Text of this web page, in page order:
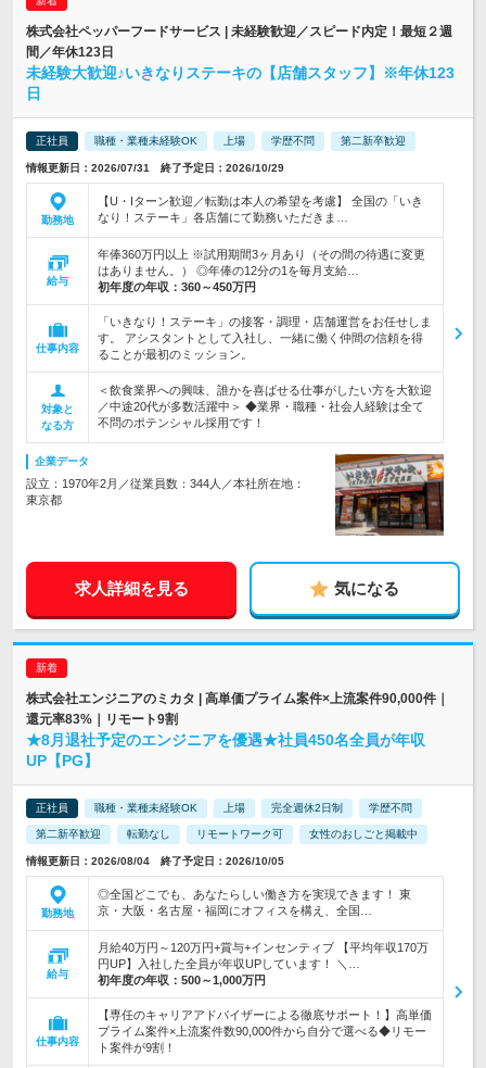
株式会社ペッパーフードサービス | 未経験歓迎／スピード内定！最短２週
間／年休123日
未経験大歓迎♪いきなりステーキの【店舗スタッフ】※年休123
日
正社員 職種・業種未経験OK 上場 学歴不問 第二新卒歓迎
情報更新日：2026/07/31 終了予定日：2026/10/29
勤務地
【U・Iターン歓迎／転勤は本人の希望を考慮】 全国の「いき
なり！ステーキ」各店舗にて勤務いただきま…
給与
年俸360万円以上 ※試用期間3ヶ月あり（その間の待遇に変更
はありません。） ◎年俸の12分の1を毎月支給…
初年度の年収： 360～450万円
仕事内容
「いきなり！ステーキ」の接客・調理・店舗運営をお任せしま
す。 アシスタントとして入社し、一緒に働く仲間の信頼を得
ることが最初のミッション。
対象と
なる方
＜飲食業界への興味、誰かを喜ばせる仕事がしたい方を大歓迎
／中途20代が多数活躍中＞ ◆業界・職種・社会人経験は全て
不問のポテンシャル採用です！
企業データ
設立：1970年2月／従業員数：344人／本社所在地：
東京都
求人詳細を見る 気になる
株式会社エンジニアのミカタ | 高単価プライム案件×上流案件90,000件｜
還元率83%｜リモート9割
★8月退社予定のエンジニアを優遇★社員450名全員が年収
UP【PG】
正社員 職種・業種未経験OK 上場 完全週休2日制 学歴不問
第二新卒歓迎 転勤なし リモートワーク可 女性のおしごと掲載中
情報更新日：2026/08/04 終了予定日：2026/10/05
勤務地
◎全国どこでも、あなたらしい働き方を実現できます！ 東
京・大阪・名古屋・福岡にオフィスを構え、全国…
給与
月給40万円～120万円+賞与+インセンティブ 【平均年収170万
円UP】入社した全員が年収UPしています！ ＼…
初年度の年収： 500～1,000万円
仕事内容
【専任のキャリアアドバイザーによる徹底サポート！】高単価
プライム案件×上流案件数90,000件から自分で選べる◆リモー
ト案件が9割！